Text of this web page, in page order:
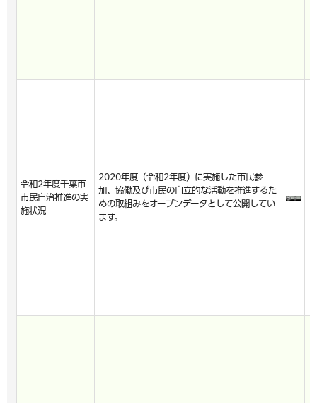
令和2年度千葉市
市民自治推進の実
施状況
2020年度（令和2年度）に実施した市民参
加、協働及び市民の自立的な活動を推進するた
めの取組みをオープンデータとして公開してい
ます。